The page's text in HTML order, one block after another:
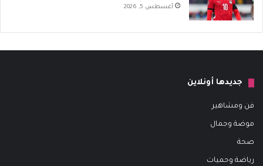
أغسطس 5, 2026
جديدها أونلاين
فن ومشاهير
موضة وجمال
صحة
رياضة وحميات